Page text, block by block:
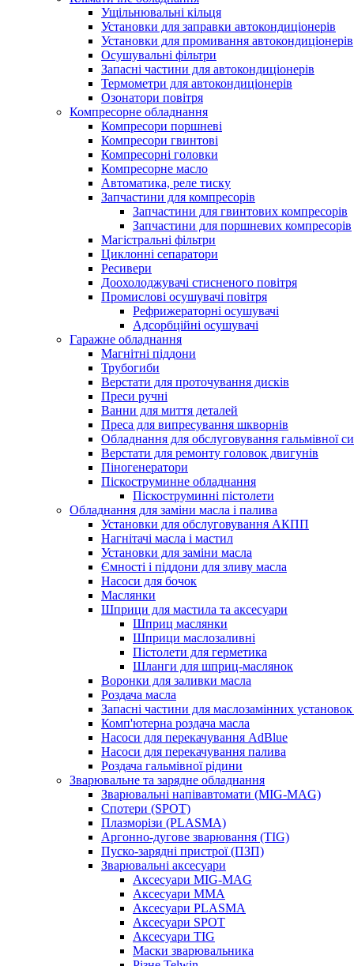
Ущільнювальні кільця
Установки для заправки автокондиціонерів
Установки для промивання автокондиціонерів
Осушувальні фільтри
Запасні частини для автокондиціонерів
Термометри для автокондиціонерів
Озонатори повітря
Компресорне обладнання
Компресори поршневі
Компресори гвинтові
Компресорні головки
Компресорне масло
Автоматика, реле тиску
Запчастини для компресорів
Запчастини для гвинтових компресорів
Запчастини для поршневих компресорів
Магістральні фільтри
Циклонні сепаратори
Ресивери
Доохолоджувачі стисненого повітря
Промислові осушувачі повітря
Рефрижераторні осушувачі
Адсорбційні осушувачі
Гаражне обладнання
Магнітні піддони
Трубогиби
Верстати для проточування дисків
Преси ручні
Ванни для миття деталей
Преса для випресування шкворнів
Обладнання для обслуговування гальмівної
Верстати для ремонту головок двигунів
Піногенератори
Піскоструминне обладнання
Піскоструминні пістолети
Обладнання для заміни масла і палива
Установки для обслуговування АКПП
Нагнітачі масла і мастил
Установки для заміни масла
Ємності і піддони для зливу масла
Насоси для бочок
Маслянки
Шприци для мастила та аксесуари
Шприц маслянки
Шприци маслозаливні
Пістолети для герметика
Шланги для шприц-маслянок
Воронки для заливки масла
Роздача масла
Запасні частини для маслозамінних установок
Комп'ютерна роздача масла
Насоси для перекачування AdBlue
Насоси для перекачування палива
Роздача гальмівної рідини
Зварювальне та зарядне обладнання
Зварювальні напівавтомати (MIG-MAG)
Спотери (SPOT)
Плазморізи (PLASMA)
Аргонно-дугове зварювання (TIG)
Пуско-зарядні пристрої (ПЗП)
Зварювальні аксесуари
Аксесуари MIG-MAG
Аксесуари MMA
Аксесуари PLASMA
Аксесуари SPOT
Аксесуари TIG
Маски зварювальника